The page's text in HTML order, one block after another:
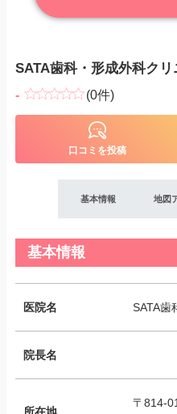
SATA歯科・形成外科クリ
- (0件)
口コミを投稿
基本情報 地図
基本情報
医院名 SATA歯
院長名
〒814-